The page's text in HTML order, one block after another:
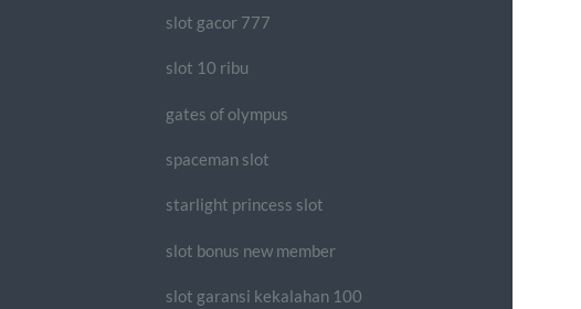
slot gacor 777
slot 10 ribu
gates of olympus
spaceman slot
starlight princess slot
slot bonus new member
slot garansi kekalahan 100